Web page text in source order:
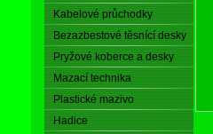
Kabelové průchodky
Bezazbestové těsnící desky
Pryžové koberce a desky
Mazací technika
Plastické mazivo
Hadice